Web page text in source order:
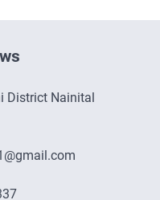
District Nainital